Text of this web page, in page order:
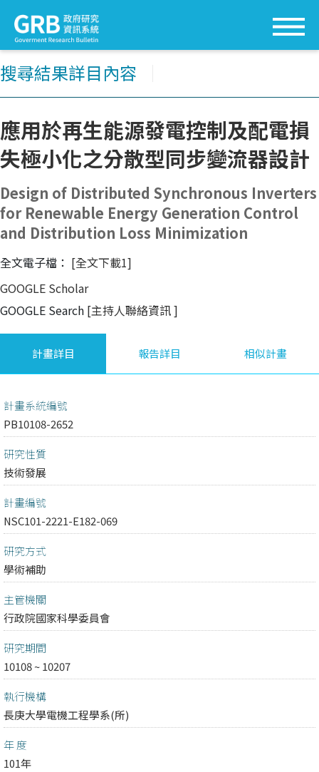
搜尋結果詳目內容
應用於再生能源發電控制及配電損
失極小化之分散型同步變流器設計
Design of Distributed Synchronous Inverters
for Renewable Energy Generation Control
and Distribution Loss Minimization
全文電子檔： [全文下載1]
GOOGLE Scholar
GOOGLE Search [主持人聯絡資訊]
計畫詳目 報告詳目 相似計畫
計畫系統編號
PB10108-2652
研究性質
技術發展
計畫編號
NSC101-2221-E182-069
研究方式
學術補助
主管機關
行政院國家科學委員會
研究期間
10108 ~ 10207
執行機構
長庚大學電機工程學系(所)
年 度
101年